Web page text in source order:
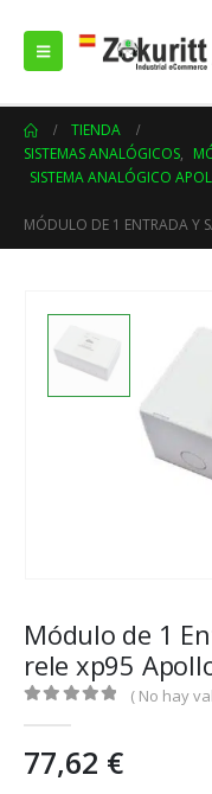
TIENDA
SISTEMAS ANALÓGICOS,
SISTEMA ANALÓGICO
MÓDULO DE 1 ENTRADA Y
Módulo de 1
rele xp95
( No hay
77,62 €